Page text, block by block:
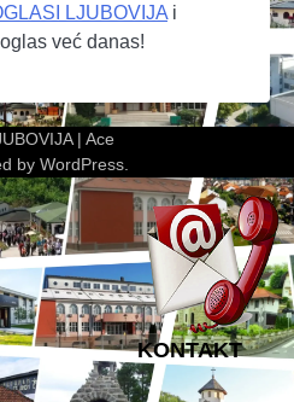
LJUBOVIJA i
već danas!
| Ace
by WordPress
KONTAKT